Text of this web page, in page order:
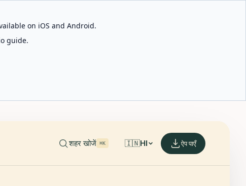
on iOS and Android.
guide.
शहर खोजें ⌘K 🇮🇳HI ऐप पाएँ